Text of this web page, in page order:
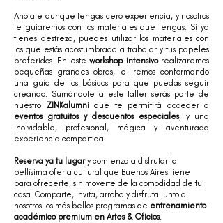
Anótate aunque tengas cero experiencia, y nosotros
te guiaremos con los materiales que tengas. Si ya
tienes destreza, puedes utilizar los materiales con
los que estás acostumbrado a trabajar y tus papeles
preferidos. En esteworkshop intensivo realizaremos
pequeñas grandes obras, e iremos conformando
una guía de los básicos para que puedas seguir
creando. Sumándote a este taller serás parte de
nuestro ZINKalumnique te permitirá acceder a
eventos gratuitos y descuentos especiales, y una
inolvidable, profesional, mágica y aventurada
experiencia compartida.
Reserva ya tu lugary comienza a disfrutar la
bellísima oferta cultural que Buenos Aires tiene
para ofrecerte, sin moverte de la comodidad de tu
casa. Comparte, invita, arroba y disfruta junto a
nosotros los más bellos programas de entrenamiento
académico premium en Artes & Oficios.